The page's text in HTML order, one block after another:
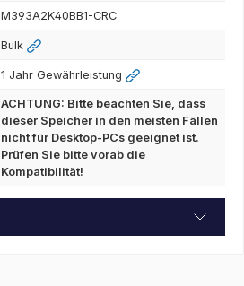
M393A2K40BB1-CRC
Bulk
1 Jahr Gewährleistung
ACHTUNG: Bitte beachten Sie, dass
dieser Speicher in den meisten Fällen
nicht für Desktop-PCs geeignet ist.
Prüfen Sie bitte vorab die
Kompatibilität!